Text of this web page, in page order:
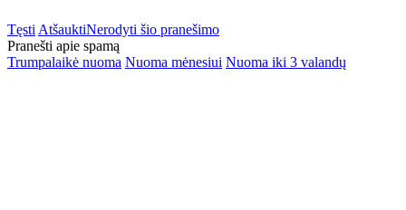
Tęsti AtšauktiNerodyti šio pranešimo
Pranešti apie spamą
Trumpalaikė nuoma Nuoma mėnesiui Nuoma iki 3 valandų